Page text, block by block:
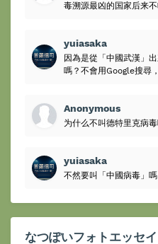
毒溯源最凶的国家后来
yuiasaka
因為是從「中國武漢」
嗎？不會用Google搜尋
Anonymous
为什么不叫德特里克病
yuiasaka
不然要叫「中國病毒」
なつぽいフォトエッセ